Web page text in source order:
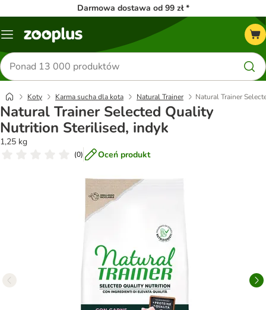
Darmowa dostawa od 99 zł *
Menu
Szukaj
produktów
Koty Karma sucha dla kota Natural Trainer Natural Trainer
Natural Trainer Selected Quality
Nutrition Sterilised, indyk
1,25 kg
(0) Oceń produkt